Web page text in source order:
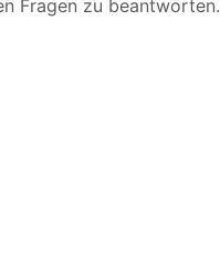
Fragen zu beantworten.